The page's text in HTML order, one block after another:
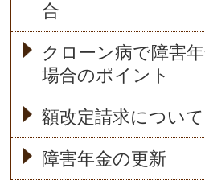
合
クローン病で障害
場合のポイント
額改定請求について
障害年金の更新